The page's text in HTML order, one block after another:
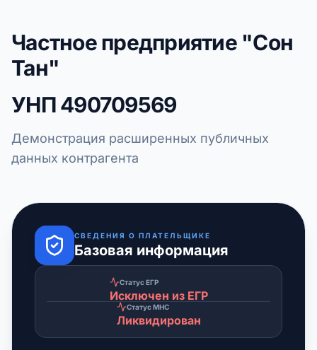
Частное предприятие "Сон
Тан"
УНП490709569
Демонстрация расширенных публичных
данных контрагента
СВЕДЕНИЯ О ПЛАТЕЛЬЩИКЕ
Базовая информация
Статус ЕГР
Исключен из ЕГР
Статус МНС
Ликвидирован